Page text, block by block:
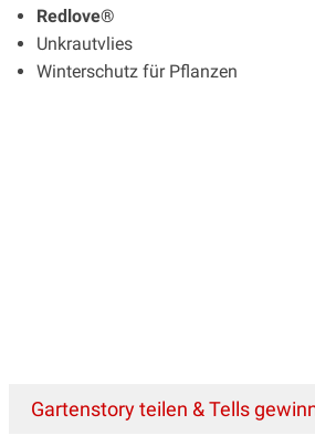
Redlove®
Unkrautvlies
Winterschutz für Pflanzen
Gartenstory teilen & Tells